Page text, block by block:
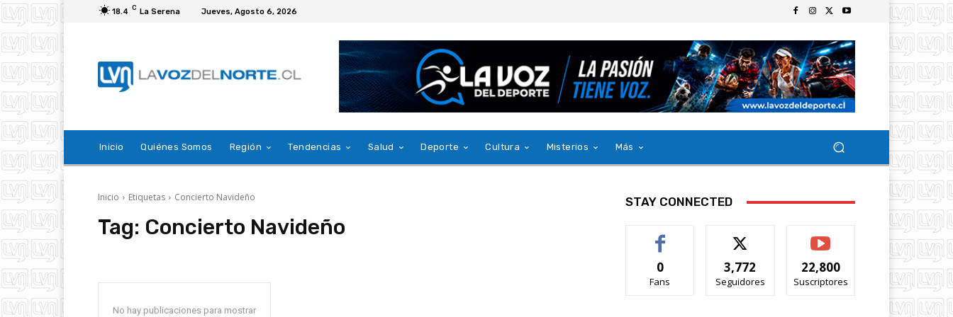
18.4 C La Serena Jueves, Agosto 6, 2026
Inicio Quiénes Somos Región Tendencias Salud Deporte Cultura Misterios Más
Inicio Etiquetas Concierto Navideño
Tag: Concierto Navideño
No hay publicaciones para mostrar
STAY CONNECTED
0
Fans
3,772
Seguidores
22,800
Suscriptores